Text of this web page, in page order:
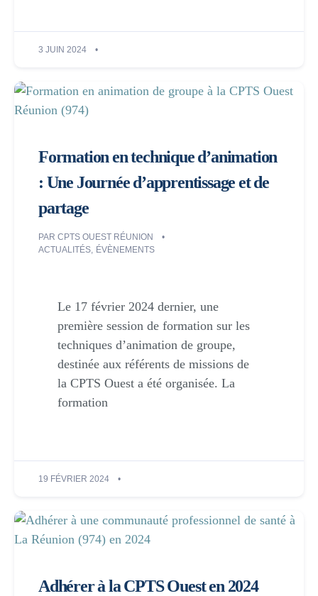
3 JUIN 2024
Formation en technique d’animation
: Une Journée d’apprentissage et de
partage
PAR CPTS OUEST RÉUNION
ACTUALITÉS ÉVÈNEMENTS
Le 17 février 2024 dernier, une
première session de formation sur les
techniques d’animation de groupe,
destinée aux référents de missions de
la CPTS Ouest a été organisée. La
formation
19 FÉVRIER 2024
Adhérer à la CPTS Ouest en 2024